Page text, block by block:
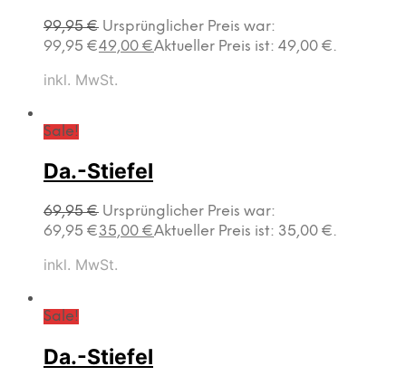
99,95€ Ursprünglicher Preis war:
99,95 €49,00 €Aktueller Preis ist: 49,00 €.
inkl. MwSt.
Sale!
Da.-Stiefel
69,95€ Ursprünglicher Preis war:
69,95 €35,00 €Aktueller Preis ist: 35,00 €.
inkl. MwSt.
Sale!
Da.-Stiefel